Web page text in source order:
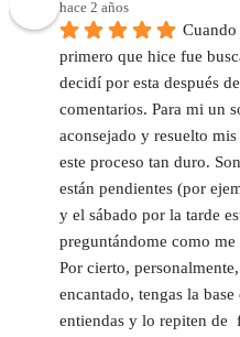
hace 2 años
primero que hice fue
decidí por esta después
comentarios. Para mi un
aconsejado y resuelto
este proceso tan duro.
están pendientes (por
y el sábado por la tarde
preguntándome como
Por cierto,
encantado, tengas la
entiendas y lo repiten de